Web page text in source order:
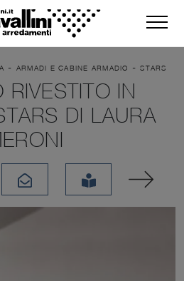
- ARMADI E CABINE ARMADIO -STARS
RIVESTITO IN
DI LAURA